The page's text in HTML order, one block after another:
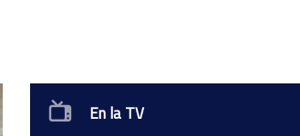
En la TV